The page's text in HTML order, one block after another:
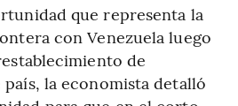
que representa la
con Venezuela luego
de
la economista detalló